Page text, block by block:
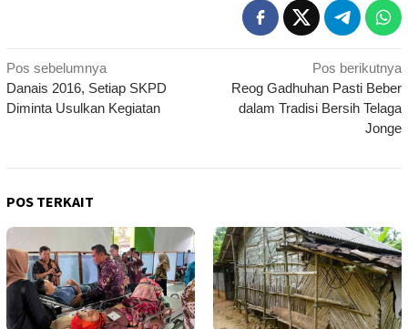
Navigasi
pos
Pos sebelumnya
Danais 2016, Setiap SKPD
Diminta Usulkan Kegiatan
Pos berikutnya
Reog Gadhuhan Pasti Beber
dalam Tradisi Bersih Telaga
Jonge
POS TERKAIT